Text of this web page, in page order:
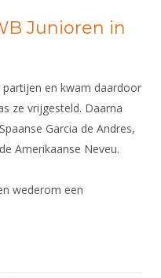
Junioren in
en kwam daardoor
ze vrijgesteld. Daarna
Garcia de Andres,
Amerikaanse Neveu.
wederom een